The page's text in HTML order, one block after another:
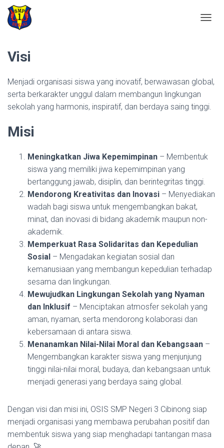
N
I
O
VISI MISI
Visi
Menjadi organisasi siswa yang inovatif, berwawasan global,
serta berkarakter unggul dalam membangun lingkungan
sekolah yang harmonis, inspiratif, dan berdaya saing tinggi.
Misi
Meningkatkan Jiwa Kepemimpinan – Membentuk
siswa yang memiliki jiwa kepemimpinan yang
bertanggung jawab, disiplin, dan berintegritas tinggi.
Mendorong Kreativitas dan Inovasi – Menyediakan
wadah bagi siswa untuk mengembangkan bakat,
minat, dan inovasi di bidang akademik maupun non-
akademik.
Memperkuat Rasa Solidaritas dan Kepedulian
Sosial – Mengadakan kegiatan sosial dan
kemanusiaan yang membangun kepedulian terhadap
sesama dan lingkungan.
Mewujudkan Lingkungan Sekolah yang Nyaman
dan Inklusif – Menciptakan atmosfer sekolah yang
aman, nyaman, serta mendorong kolaborasi dan
kebersamaan di antara siswa.
Menanamkan Nilai-Nilai Moral dan Kebangsaan –
Mengembangkan karakter siswa yang menjunjung
tinggi nilai-nilai moral, budaya, dan kebangsaan untuk
menjadi generasi yang berdaya saing global.
Dengan visi dan misi ini, OSIS SMP Negeri 3 Cibinong siap
menjadi organisasi yang membawa perubahan positif dan
membentuk siswa yang siap menghadapi tantangan masa